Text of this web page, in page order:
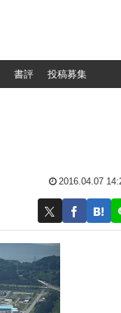
書評 投稿募集
2016.04.07